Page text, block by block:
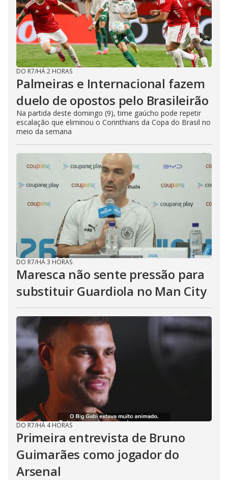
DO R7/HÁ 2 HORAS
Palmeiras e Internacional fazem
duelo de opostos pelo Brasileirão
Na partida deste domingo (9), time gaúcho pode repetir
escalação que eliminou o Corinthians da Copa do Brasil no
meio da semana
DO R7/HÁ 3 HORAS
Maresca não sente pressão para
substituir Guardiola no Man City
DO R7/HÁ 4 HORAS
Primeira entrevista de Bruno
Guimarães como jogador do
Arsenal